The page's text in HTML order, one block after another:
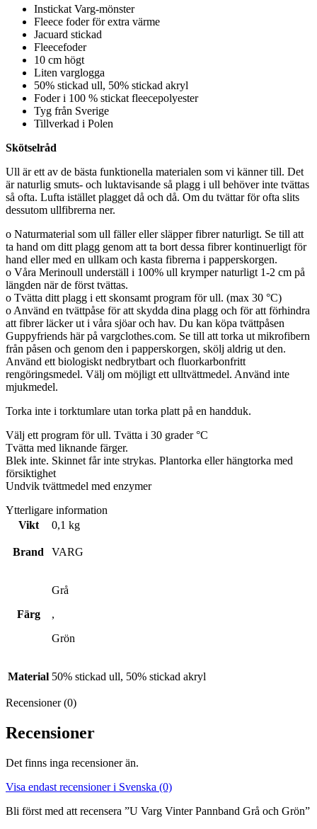
Instickat Varg-mönster
Fleece foder för extra värme
Jacuard stickad
Fleecefoder
10 cm högt
Liten varglogga
50% stickad ull, 50% stickad akryl
Foder i 100 % stickat fleecepolyester
Tyg från Sverige
Tillverkad i Polen
Skötselråd
Ull är ett av de bästa funktionella materialen som vi känner till. Det
är naturlig smuts- och luktavisande så plagg i ull behöver inte tvättas
så ofta. Lufta istället plagget då och då. Om du tvättar för ofta slits
dessutom ullfibrerna ner.
o Naturmaterial som ull fäller eller släpper fibrer naturligt. Se till att
ta hand om ditt plagg genom att ta bort dessa fibrer kontinuerligt för
hand eller med en ullkam och kasta fibrerna i papperskorgen.
o Våra Merinoull underställ i 100% ull krymper naturligt 1-2 cm på
längden när de först tvättas.
o Tvätta ditt plagg i ett skonsamt program för ull. (max 30 °C)
o Använd en tvättpåse för att skydda dina plagg och för att förhindra
att fibrer läcker ut i våra sjöar och hav. Du kan köpa tvättpåsen
Guppyfriends här på vargclothes.com. Se till att torka ut mikrofibern
från påsen och genom den i papperskorgen, skölj aldrig ut den.
Använd ett biologiskt nedbrytbart och fluorkarbonfritt
rengöringsmedel. Välj om möjligt ett ulltvättmedel. Använd inte
mjukmedel.
Torka inte i torktumlare utan torka platt på en handduk.
Välj ett program för ull. Tvätta i 30 grader °C
Tvätta med liknande färger.
Blek inte. Skinnet får inte strykas. Plantorka eller hängtorka med
försiktighet
Undvik tvättmedel med enzymer
Ytterligare information
Vikt
0,1 kg
Brand VARG
Färg
Grå
,
Grön
Material 50% stickad ull, 50% stickad akryl
Recensioner (0)
Recensioner
Det finns inga recensioner än.
Visa endast recensioner i Svenska (0)
Bli först med att recensera ”U Varg Vinter Pannband Grå och Grön”